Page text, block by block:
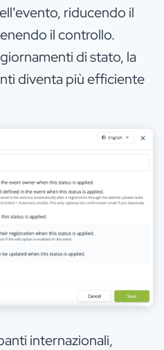
riducendo il
il controllo.
di stato, la
diventa più efficiente
internazionali,